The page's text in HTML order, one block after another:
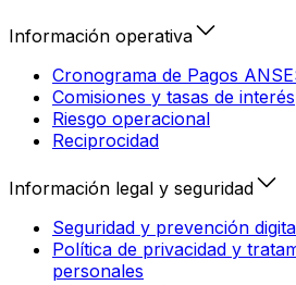
Información operativa
Cronograma de Pagos
Comisiones y tasas de interés
Riesgo operacional
Reciprocidad
Información legal y seguridad
Seguridad y prevención
Política de privacidad y
personales